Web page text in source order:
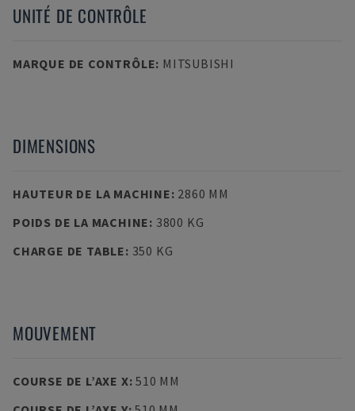
UNITÉ DE CONTRÔLE
MARQUE DE CONTRÔLE: MITSUBISHI
DIMENSIONS
HAUTEUR DE LA MACHINE: 2860 MM
POIDS DE LA MACHINE: 3800 KG
CHARGE DE TABLE: 350 KG
MOUVEMENT
COURSE DE L’AXE X:510 MM